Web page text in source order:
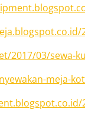
2017/03/sewa-
meja-